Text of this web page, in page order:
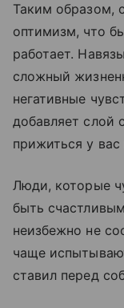
Таким образом,
оптимизм, что
работает.
сложный
негативные
добавляет слой
прижиться у
Люди, которые
быть
неизбежно не
чаще
ставил перед